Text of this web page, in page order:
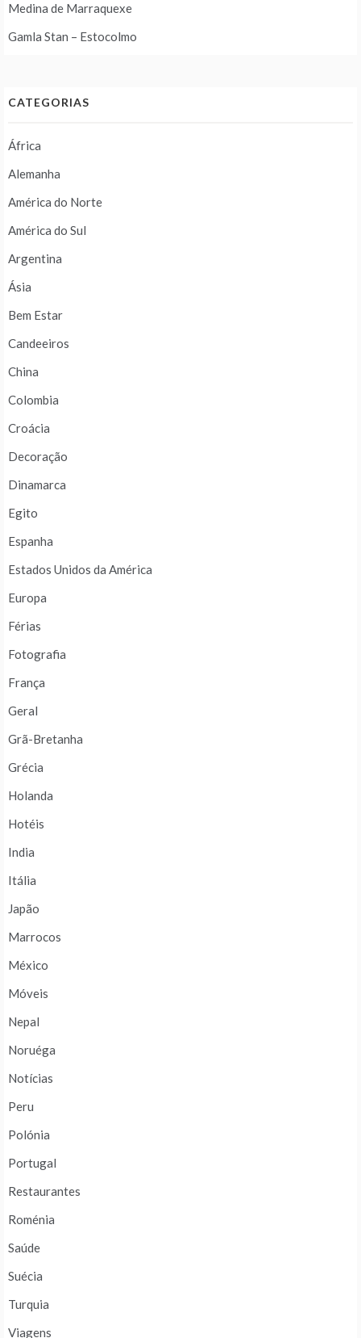
Medina de Marraquexe
Gamla Stan – Estocolmo
CATEGORIAS
África
Alemanha
América do Norte
América do Sul
Argentina
Ásia
Bem Estar
Candeeiros
China
Colombia
Croácia
Decoração
Dinamarca
Egito
Espanha
Estados Unidos da América
Europa
Férias
Fotografia
França
Geral
Grã-Bretanha
Grécia
Holanda
Hotéis
India
Itália
Japão
Marrocos
México
Móveis
Nepal
Noruéga
Notícias
Peru
Polónia
Portugal
Restaurantes
Roménia
Saúde
Suécia
Turquia
Viagens